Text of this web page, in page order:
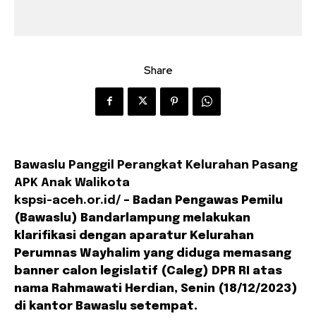
Share
Bawaslu Panggil Perangkat Kelurahan Pasang
APK Anak Walikota
kspsi-aceh.or.id/ – Badan Pengawas Pemilu
(Bawaslu) Bandarlampung melakukan
klarifikasi dengan aparatur Kelurahan
Perumnas Wayhalim yang diduga memasang
banner calon legislatif (Caleg) DPR RI atas
nama Rahmawati Herdian, Senin (18/12/2023)
di kantor Bawaslu setempat.